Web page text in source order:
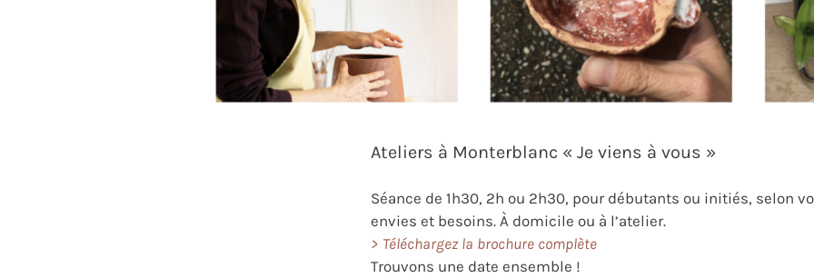
Ateliers à Monterblanc « Je viens à vous »
Séance de 1h30, 2h ou 2h30, pour débutants ou initiés, selon
envies et besoins. À domicile ou à l’atelier.
> Téléchargez la brochure complète
Trouvons une date ensemble !